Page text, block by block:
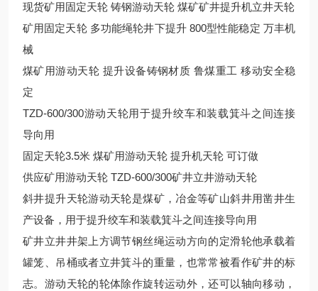
现货矿用固定天轮 铸钢游动天轮 煤矿矿井提升机立井天轮
矿用固定天轮 多功能绳轮井下提升 800型性能稳定 万丰机
械
煤矿用游动天轮 提升设备铸钢材质 鲁煤重工 移动安全稳
定
TZD-600/300游动天轮用于提升绞车和装载箕斗之间连接
导向用
固定天轮3.5米 煤矿用游动天轮 提升机天轮 可订做
供应矿用游动天轮 TZD-600/300矿井立井游动天轮
斜井提升天轮游动天轮是煤矿，冶金等矿山斜井用凿井生
产设备，用于提升绞车和装载箕斗之间连接导向用
矿井立井井架上方调节钢丝绳运动方向的定滑轮他承载着
罐笼、吊桶或者立井箕斗的重量，也常常被看作矿井的标
志。游动天轮的轮体除作旋转运动外，还可以轴向移动，